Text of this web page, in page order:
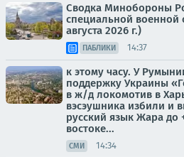
Сводка Минобороны
специальной военной
августа 2026 г.)
ПАБЛИКИ 14:37
к этому часу. У
поддержку Украины
в ж/д локомотив в
вэсэушника избили и
русский язык Жара до
востоке...
СМИ 14:34